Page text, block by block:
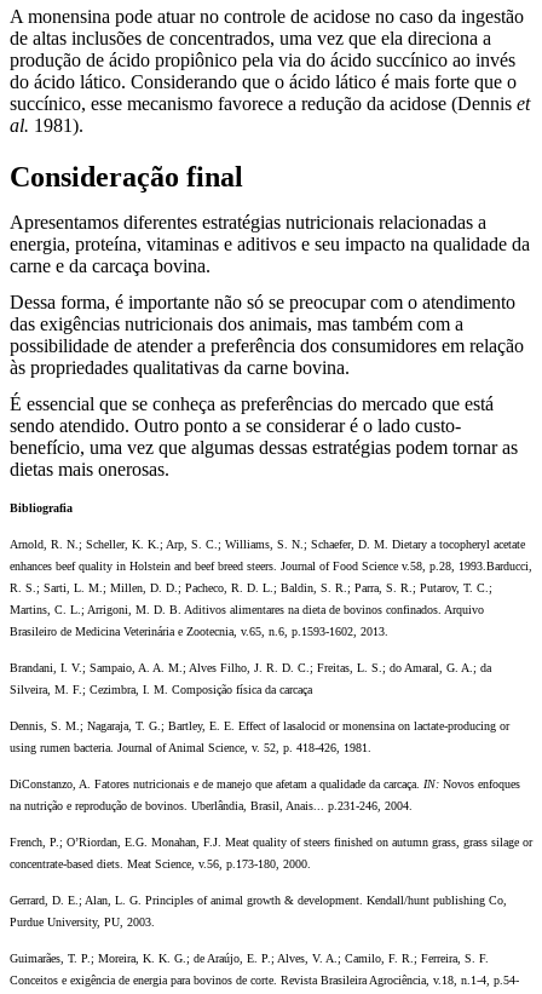
A monensina pode atuar no controle de acidose no caso da ingestão
de altas inclusões de concentrados, uma vez que ela direciona a
produção de ácido propiônico pela via do ácido succínico ao invés
do ácido lático. Considerando que o ácido lático é mais forte que o
succínico, esse mecanismo favorece a redução da acidose (Dennis et
al. 1981).
Consideração final
Apresentamos diferentes estratégias nutricionais relacionadas a
energia, proteína, vitaminas e aditivos e seu impacto na qualidade da
carne e da carcaça bovina.
Dessa forma, é importante não só se preocupar com o atendimento
das exigências nutricionais dos animais, mas também com a
possibilidade de atender a preferência dos consumidores em relação
às propriedades qualitativas da carne bovina.
É essencial que se conheça as preferências do mercado que está
sendo atendido. Outro ponto a se considerar é o lado custo-
benefício, uma vez que algumas dessas estratégias podem tornar as
dietas mais onerosas.
Bibliografia
Arnold, R. N.; Scheller, K. K.; Arp, S. C.; Williams, S. N.; Schaefer, D. M. Dietary a tocopheryl acetate
enhances beef quality in Holstein and beef breed steers. Journal of Food Science v.58, p.28, 1993. Barducci,
R. S.; Sarti, L. M.; Millen, D. D.; Pacheco, R. D. L.; Baldin, S. R.; Parra, S. R.; Putarov, T. C.;
Martins, C. L.; Arrigoni, M. D. B. Aditivos alimentares na dieta de bovinos confinados. Arquivo
Brasileiro de Medicina Veterinária e Zootecnia, v.65, n.6, p.1593-1602, 2013.
Brandani, I. V.; Sampaio, A. A. M.; Alves Filho, J. R. D. C.; Freitas, L. S.; do Amaral, G. A.; da
Silveira, M. F.; Cezimbra, I. M. Composição física da carcaça
Dennis, S. M.; Nagaraja, T. G.; Bartley, E. E. Effect of lasalocid or monensina on lactate-producing or
using rumen bacteria. Journal of Animal Science, v. 52, p. 418-426, 1981.
DiConstanzo, A. Fatores nutricionais e de manejo que afetam a qualidade da carcaça. IN: Novos enfoques
na nutrição e reprodução de bovinos. Uberlândia, Brasil, Anais... p.231-246, 2004.
French, P.; O’Riordan, E.G. Monahan, F.J. Meat quality of steers finished on autumn grass, grass silage or
concentrate-based diets. Meat Science, v.56, p.173-180, 2000.
Gerrard, D. E.; Alan, L. G. Principles of animal growth & development. Kendall/hunt publishing Co,
Purdue University, PU, 2003.
Guimarães, T. P.; Moreira, K. K. G.; de Araújo, E. P.; Alves, V. A.; Camilo, F. R.; Ferreira, S. F.
Conceitos e exigência de energia para bovinos de corte. Revista Brasileira Agrociência, v.18, n.1-4, p.54-